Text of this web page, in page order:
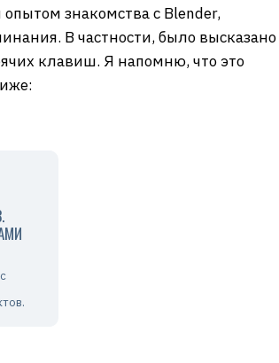
знакомства с Blender,
В частности, было высказано
клавиш. Я напомню, что это